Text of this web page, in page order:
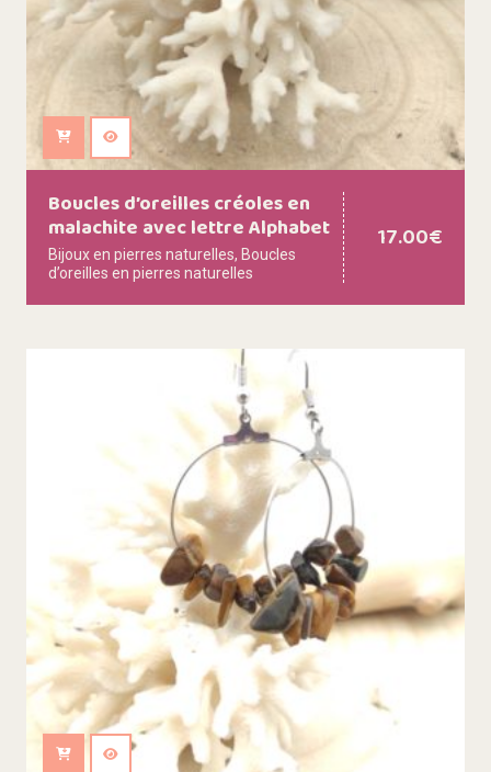
Ajouter au panier
Boucles d’oreilles créoles en
malachite avec lettre Alphabet
Bijoux en pierres naturelles, Boucles
d’oreilles en pierres naturelles
17.00€
Ajouter au panier